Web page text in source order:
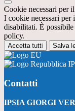
Cookie necessari per
I cookie necessari per
disabilitati. È
policy.
Accetta tutti Salva
Contatti
IPSIA GIORGI